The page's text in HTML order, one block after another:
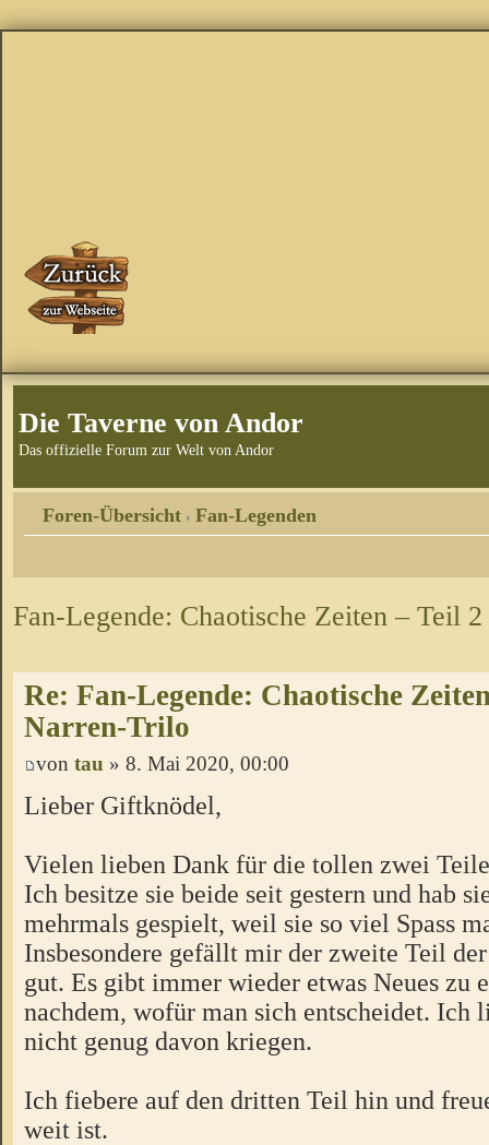
Die Taverne von Andor
Das offizielle Forum zur Welt von Andor
Foren-Übersicht ‹ Fan-Legenden
Fan-Legende: Chaotische Zeiten – Teil
Re: Fan-Legende: Chaotische
Narren-Trilo
von tau » 8. Mai 2020, 00:00
Lieber Giftknödel,
Vielen lieben Dank für die tollen zwei
Ich besitze sie beide seit gestern und hab
mehrmals gespielt, weil sie so viel Spass
Insbesondere gefällt mir der zweite Teil
gut. Es gibt immer wieder etwas Neues zu
nachdem, wofür man sich entscheidet. Ich
nicht genug davon kriegen.
Ich fiebere auf den dritten Teil hin und
weit ist.